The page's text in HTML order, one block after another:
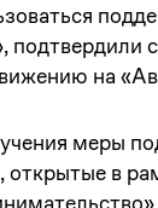
подтвердили
на
меры
открытые в